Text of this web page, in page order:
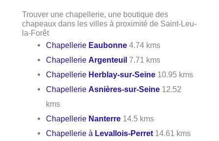
Trouver une chapellerie, une boutique des
chapeaux dans les villes à proximité de Saint-Leu-
la-Forêt
Chapellerie Eaubonne 4.74 kms
Chapellerie Argenteuil 7.71 kms
Chapellerie Herblay-sur-Seine 10.95 kms
Chapellerie Asnières-sur-Seine 12.52
kms
Chapellerie Nanterre 14.5 kms
Chapellerie à Levallois-Perret 14.61 kms